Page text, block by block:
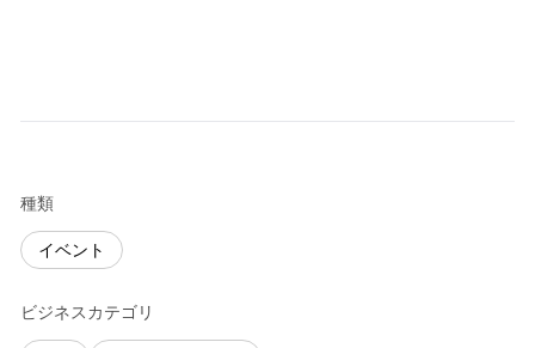
種類
イベント
ビジネスカテゴリ